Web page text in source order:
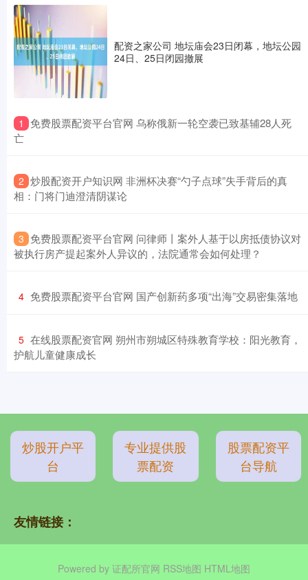
配资之家公司 地坛庙会23日闭幕，地坛公园
24日、25日闭园撤展
1 ​免费股票配资平台官网 乌称俄新一轮空袭已致基辅28人死
亡
2 ​炒股配资开户知识网 非洲杯决赛“勺子点球”失手背后的真
相：门将门迪澄清阴谋论
3 ​免费股票配资平台官网 问律师丨案外人基于以房抵债协议对
被执行房产提起案外人异议的，法院通常会如何处理？
4 ​免费股票配资平台官网 国产创新药多项“出海”交易密集落地
5 ​在线股票配资官网 朔州市朔城区特殊教育学校：阳光教育，
护航儿童健康成长
炒股开户平
台
专业提供股
票配资
股票配资平
台导航
友情链接：
Powered by 证配所官网 RSS地图 HTML地图